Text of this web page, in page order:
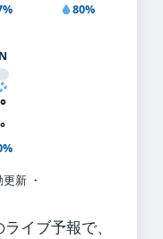
80%
更新 ・
イブ予報で、